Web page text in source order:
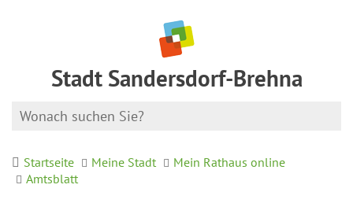
Stadt Sandersdorf-Brehna
Startseite Meine Stadt
Mein Rathaus online
Amtsblatt